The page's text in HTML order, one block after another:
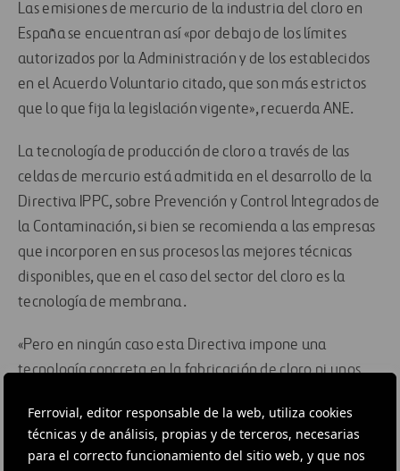
Ferrovial, editor responsable de la web, utiliza cookies
técnicas y de análisis, propias y de terceros, necesarias
para el correcto funcionamiento del sitio web, y que nos
Las emisiones de mercurio de la industria del cloro en
España se encuentran así «por debajo de los límites
autorizados por la Administración y de los establecidos
en el Acuerdo Voluntario citado, que son más estrictos
que lo que fija la legislación vigente», recuerda ANE.
La tecnología de producción de cloro a través de las
celdas de mercurio está admitida en el desarrollo de la
Directiva IPPC, sobre Prevención y Control Integrados de
la Contaminación, si bien se recomienda a las empresas
que incorporen en sus procesos las mejores técnicas
disponibles, que en el caso del sector del cloro es la
tecnología de membrana.
«Pero en ningún caso esta Directiva impone una
tecnología concreta en la fabricación de cloro ni unos
el sector. «Lo único que establece es la obligación de que
las plantas dispongan de la Autorización Ambiental